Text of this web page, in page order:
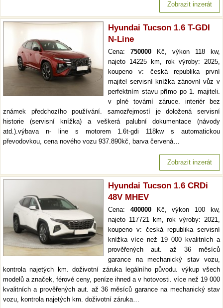
Zobrazit inzerát
Hyundai Tucson 1.6 T-GDI
N-Line
Cena: 750000 Kč, výkon 118 kw,
najeto 14225 km, rok výroby: 2025,
koupeno v: česká republika první
majitel servisní knížka zánovní vůz v
perfektním stavu přímo po 1. majiteli.
v plné tovární záruce. interiér bez
známek předchozího používání. samozřejmostí je doložená servisní
historie (servisní knížka) a veškerá palubní dokumentace (návody
atd.).výbava n- line s motorem 1.6t-gdi 118kw s automatickou
převodovkou, cena nového vozu 937.890kč, barva červená…
Zobrazit inzerát
Hyundai Tucson 1.6 CRDi
48V MHEV
Cena: 400000Kč, výkon 100 kw,
najeto 117721 km, rok výroby: 2021,
koupeno v: česká republika servisní
knížka více než 19 000 kvalitních a
prověřených aut. až 36 měsíců
garance na mechanický stav vozu,
kontrola najetých km. doživotní záruka legálního původu. výkup všech
modelů a značek, férové ceny, peníze ihned a v hotovosti. více než 19 000
kvalitních a prověřených aut. až 36 měsíců garance na mechanický stav
vozu, kontrola najetých km. doživotní záruka…